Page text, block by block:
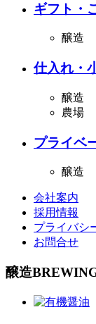
ギフト・
醸造
仕入れ・
醸造
農場
プライベ
醸造
会社案内
採用情報
プライバシ
お問合せ
醸造